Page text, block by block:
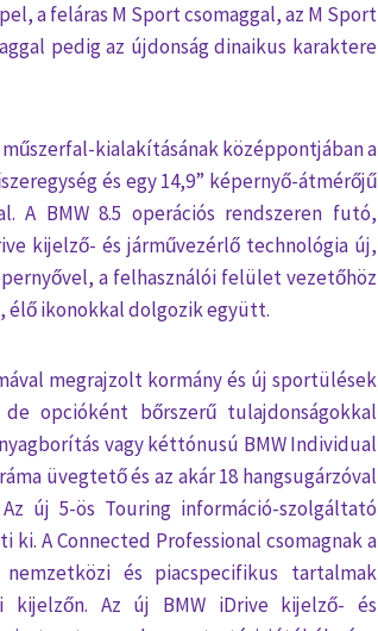
a feláras M Sport csomaggal, az M Sport
pedig az újdonság dinaikus karaktere
kialakításának középpontjában a
és egy 14,9” képernyő-átmérőjű
A BMW 8.5 operációs rendszeren futó,
kijelző- és járművezérlő technológia új,
a felhasználói felület vezetőhöz
élő ikonokkal dolgozik együtt.
megrajzolt kormány és új sportülések
opcióként bőrszerű tulajdonságokkal
vagy kéttónusú BMW Individual
üvegtető és az akár 18 hangsugárzóval
új 5-ös Touring információ-szolgáltató
A Connected Professional csomagnak a
és piacspecifikus tartalmak
kijelzőn. Az új BMW iDrive kijelző- és